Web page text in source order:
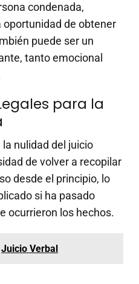
condenada,
de obtener
puede ser un
tanto emocional
para la
nulidad del juicio
de volver a recopilar
desde el principio, lo
si ha pasado
ocurrieron los hechos.
Juicio Verbal